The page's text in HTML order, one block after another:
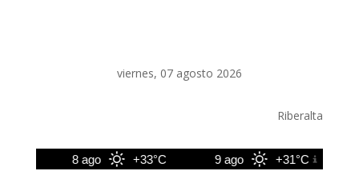
viernes, 07 agosto 2026
Riberalta
8 ago +33°C 9 ago +31°C